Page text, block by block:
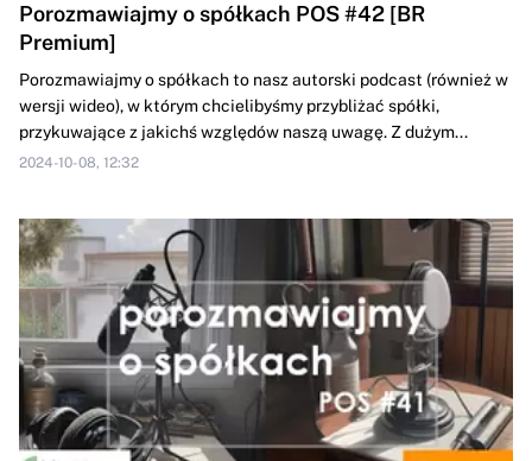
Porozmawiajmy o spółkach POS #42 [BR
Premium]
Porozmawiajmy o spółkach to nasz autorski podcast (również w
wersji wideo), w którym chcielibyśmy przybliżać spółki,
przykuwające z jakichś względów naszą uwagę. Z dużym...
2024-10-08, 12:32